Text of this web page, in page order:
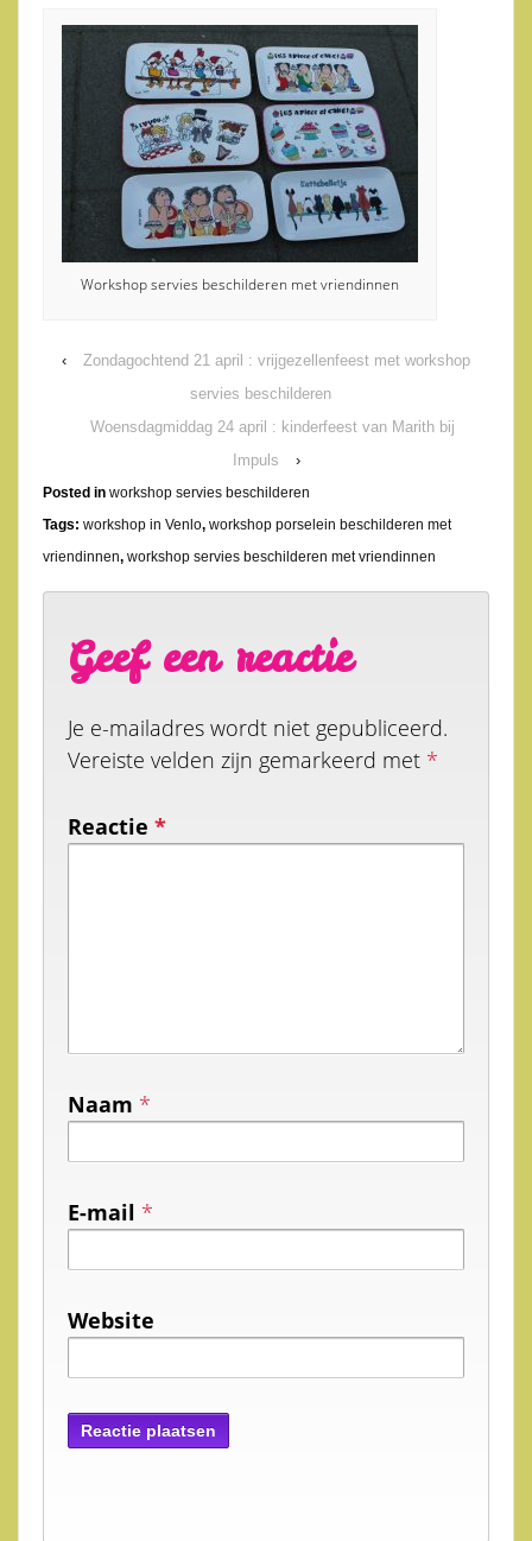
Workshop servies beschilderen met vriendinnen
‹
Zondagochtend 21 april : vrijgezellenfeest met workshop
servies beschilderen
Woensdagmiddag 24 april : kinderfeest van Marith bij
Impuls
›
Posted in workshop servies beschilderen
Tags: workshop in Venlo, workshop porselein beschilderen met
vriendinnen, workshop servies beschilderen met vriendinnen
Geef een reactie
Je e-mailadres wordt niet gepubliceerd.
Vereiste velden zijn gemarkeerd met *
Reactie *
Naam *
E-mail *
Website